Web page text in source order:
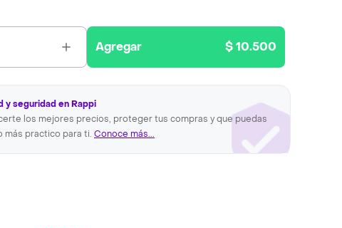
Agregar $ 10.500
y seguridad en Rappi
los mejores precios, proteger tus compras y que puedas
más practico para ti. Conoce más...